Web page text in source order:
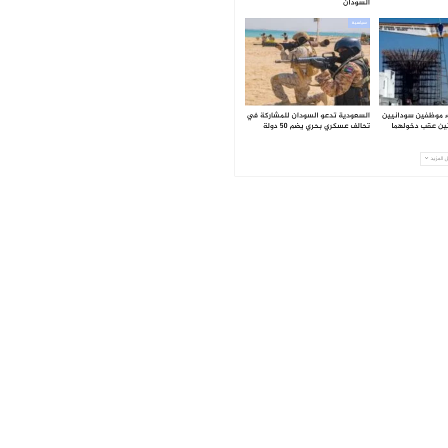
السودان
موظفين سودانيين
عقب دخولهما
سياسية
السعودية تدعو السودان للمشاركة في
تحالف عسكري بحري يضم 50 دولة
المزيد